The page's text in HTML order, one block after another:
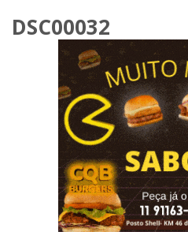
DSC00032